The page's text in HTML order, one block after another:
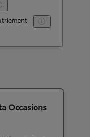
Occasions